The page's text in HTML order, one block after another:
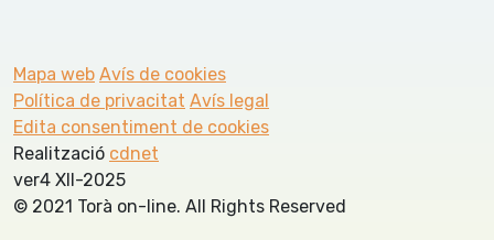
Mapa web Avís de cookies
Política de privacitat Avís legal
Edita consentiment de cookies
Realització cdnet
ver4 XII-2025
© 2021 Torà on-line. All Rights Reserved